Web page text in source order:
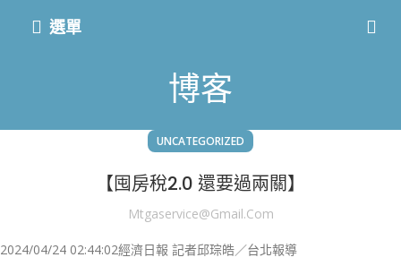
選單
博客
UNCATEGORIZED
【囤房稅2.0 還要過兩關】
Mtgaservice@gmail.com
2024/04/24 02:44:02經濟日報 記者邱琮皓／台北報導